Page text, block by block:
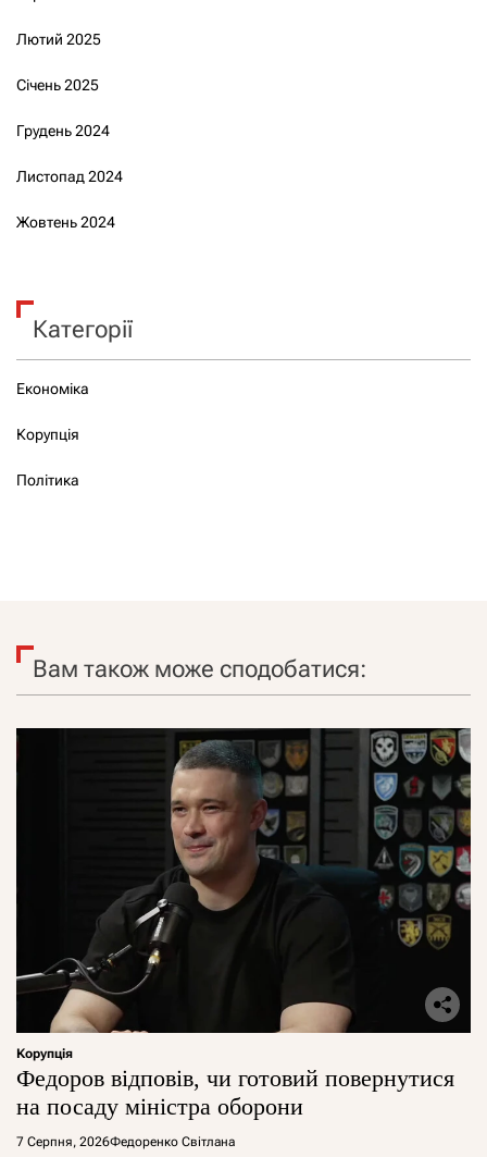
Лютий 2025
Січень 2025
Грудень 2024
Листопад 2024
Жовтень 2024
Категорії
Економіка
Корупція
Політика
Вам також може сподобатися:
Корупція
Федоров відповів, чи готовий повернутися
на посаду міністра оборони
7 Серпня, 2026Федоренко Світлана